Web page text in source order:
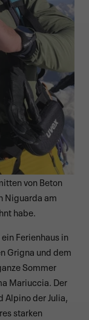
von Beton
Niguarda am
habe.
Ferienhaus in
Grigna und dem
Sommer
Mariuccia. Der
Alpino der Julia,
starken